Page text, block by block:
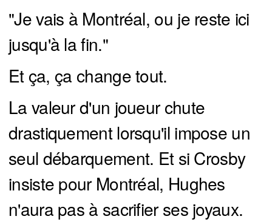
"Je vais à Montréal, ou je reste ici
jusqu'à la fin."
Et ça, ça change tout.
La valeur d'un joueur chute
drastiquement lorsqu'il impose un
seul débarquement. Et si Crosby
insiste pour Montréal, Hughes
n'aura pas à sacrifier ses joyaux.